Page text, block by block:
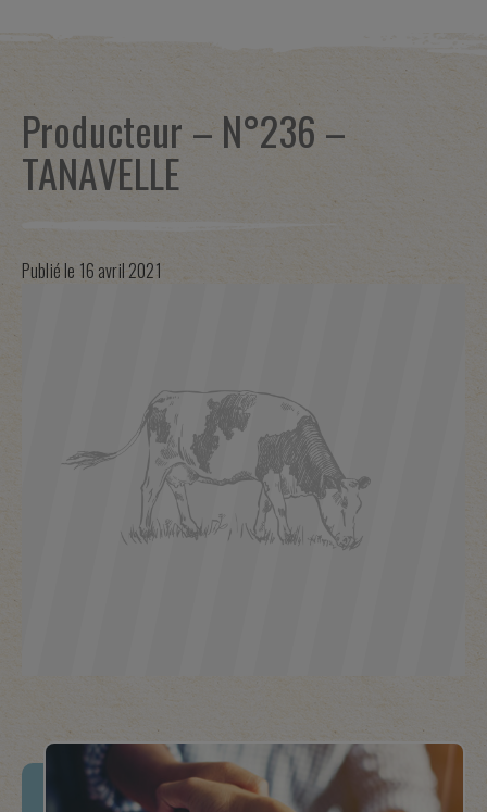
Producteur – N°236 –
TANAVELLE
Publié le 16 avril 2021